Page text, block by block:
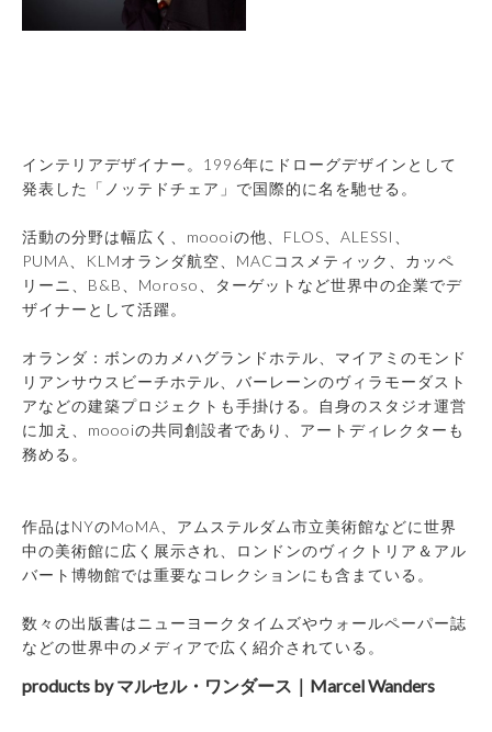
インテリアデザイナー。1996年にドローグデザインとして
発表した「ノッテドチェア」で国際的に名を馳せる。
活動の分野は幅広く、moooiの他、FLOS、ALESSI、
PUMA、KLMオランダ航空、MACコスメティック、カッペ
リーニ、B&B、Moroso、ターゲットなど世界中の企業でデ
ザイナーとして活躍。
オランダ：ボンのカメハグランドホテル、マイアミのモンド
リアンサウスビーチホテル、バーレーンのヴィラモーダスト
アなどの建築プロジェクトも手掛ける。自身のスタジオ運営
に加え、moooiの共同創設者であり、アートディレクターも
務める。
作品はNYのMoMA、アムステルダム市立美術館などに世界
中の美術館に広く展示され、ロンドンのヴィクトリア＆アル
バート博物館では重要なコレクションにも含まている。
数々の出版書はニューヨークタイムズやウォールペーパー誌
などの世界中のメディアで広く紹介されている。
products by マルセル・ワンダース｜Marcel Wanders